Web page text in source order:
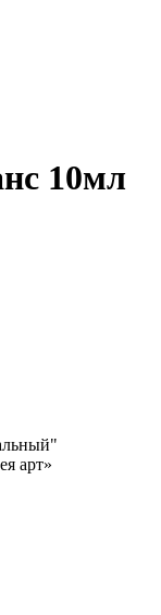
10мл
арт»